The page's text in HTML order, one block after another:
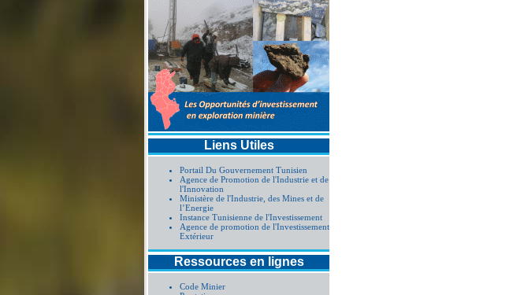
Liens Utiles
Portail Du Gouvernement Tunisien
Agence de Promotion de l'Industrie et de
l'Innovation
Ministère de l'Industrie, des Mines et de
l’Energie
Instance Tunisienne de l'Investissement
Agence de promotion de l'Investissement
Extérieur
Ressources en lignes
Code Minier